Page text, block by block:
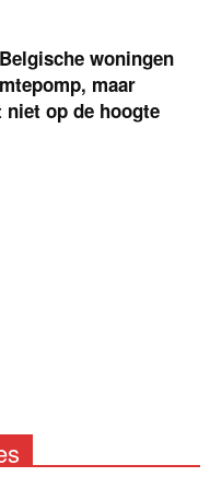
woningen
maar
op de hoogte